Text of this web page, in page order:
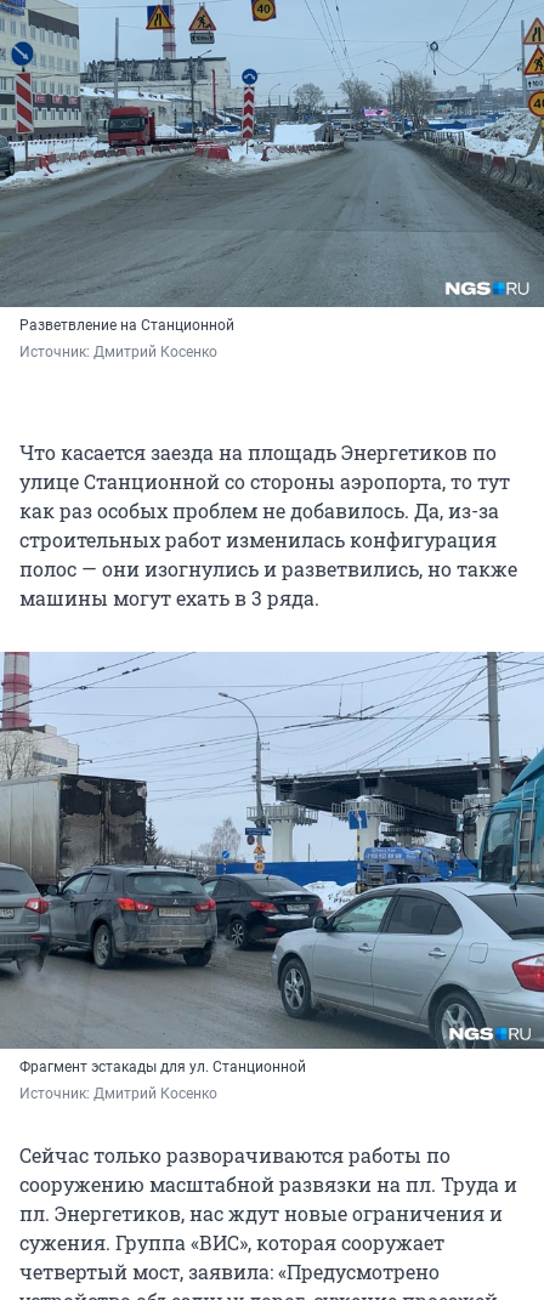
Разветвление на Станционной
Источник: Дмитрий Косенко
Что касается заезда на площадь Энергетиков по
улице Станционной со стороны аэропорта, то тут
как раз особых проблем не добавилось. Да, из-за
строительных работ изменилась конфигурация
полос — они изогнулись и разветвились, но также
машины могут ехать в 3 ряда.
Фрагмент эстакады для ул. Станционной
Источник: Дмитрий Косенко
Сейчас только разворачиваются работы по
сооружению масштабной развязки на пл. Труда и
пл. Энергетиков, нас ждут новые ограничения и
сужения. Группа «ВИС», которая сооружает
четвертый мост, заявила: «Предусмотрено